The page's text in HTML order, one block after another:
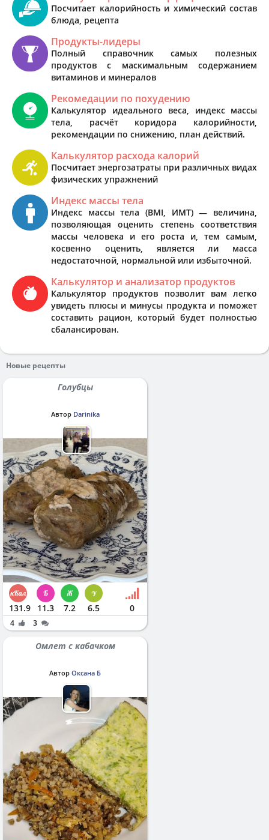
Посчитает калорийность и химический состав
блюда, рецепта
Продукты-лидеры
Полный справочник самых полезных
продуктов с маскимальным содержанием
витаминов и минералов
Рекомедации по похудению
Калькулятор идеального веса, индекс массы
тела, расчёт коридора калорийности,
рекомендации по снижению, план действий.
Калькулятор расхода калорий
Посчитает энергозатраты при различных видах
физических упражнений
Индекс массы тела
Индекс массы тела (BMI, ИМТ) — величина,
позволяющая оценить степень соответствия
массы человека и его роста и, тем самым,
косвенно оценить, является ли масса
недостаточной, нормальной или избыточной.
Калькулятор и анализатор продуктов
Калькулятор продуктов позволит вам легко
увидеть плюсы и минусы продукта и поможет
составить рацион, который будет полностью
сбалансирован.
Новые рецепты
Голубцы
Автор Darinika
131.9 11.3 7.2 6.5 0
4 3
Омлет с кабачком
Автор Оксана Б